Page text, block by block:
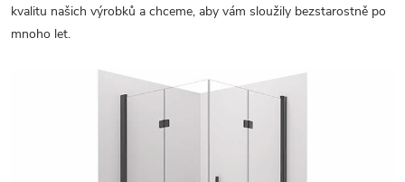
kvalitu našich výrobků a chceme, aby vám sloužily bezstarostně po
mnoho let.